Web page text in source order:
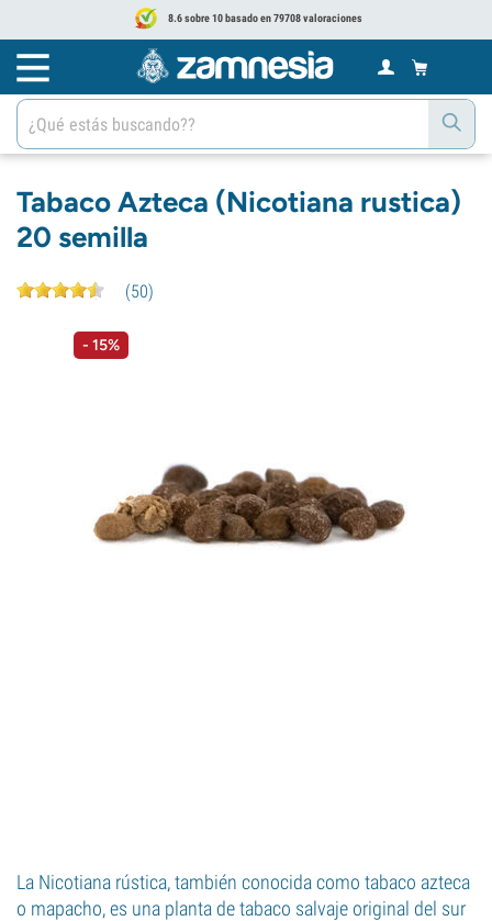
8.6 sobre 10 basado en 79708 valoraciones
Tabaco Azteca (Nicotiana rustica)
20 semilla
(50)
- 15%
La Nicotiana rústica, también conocida como tabaco azteca
o mapacho, es una planta de tabaco salvaje original del sur